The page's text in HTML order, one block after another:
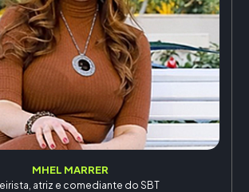
MHEL MARRER
atriz e comediante do SBT